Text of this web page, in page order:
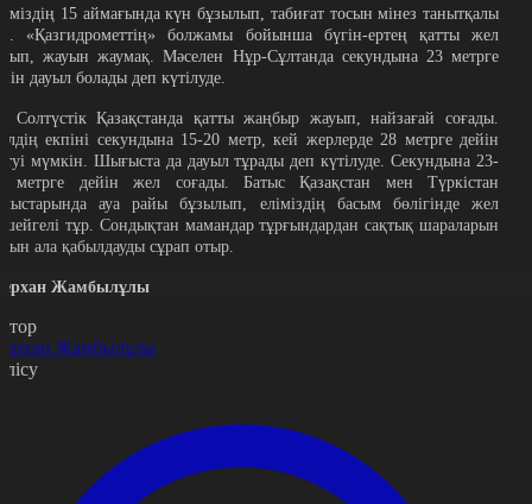
15 аймағында күн бұзылып, табиғат тосын мінез танытқалы
«Қазгидрометтің» болжамы бойынша бүгін-ертең қатты жел
жауын жаумақ. Мәселен Нұр-Сұлтанда секундына 23 метрге
дауыл болады деп күтілуде.
Солтүстік Қазақстанда қатты жаңбыр жауып, найзағай соғады.
екпіні секундына 15-20 метр, кей жерлерде 28 метрге дейін
мүмкін. Шығыста да дауыл тұрады деп күтілуде. Секундына 23-
метрге дейін жел соғады. Батыс Қазақстан мен Түркістан
ауа райы бұзылып, еліміздің басым бөлігінде жел
тұр. Сондықтан мамандар тұрғындардан сақтық шараларын
ала қабылдауды сұрап отыр.
Жамбылұлы
Жамбылұлы